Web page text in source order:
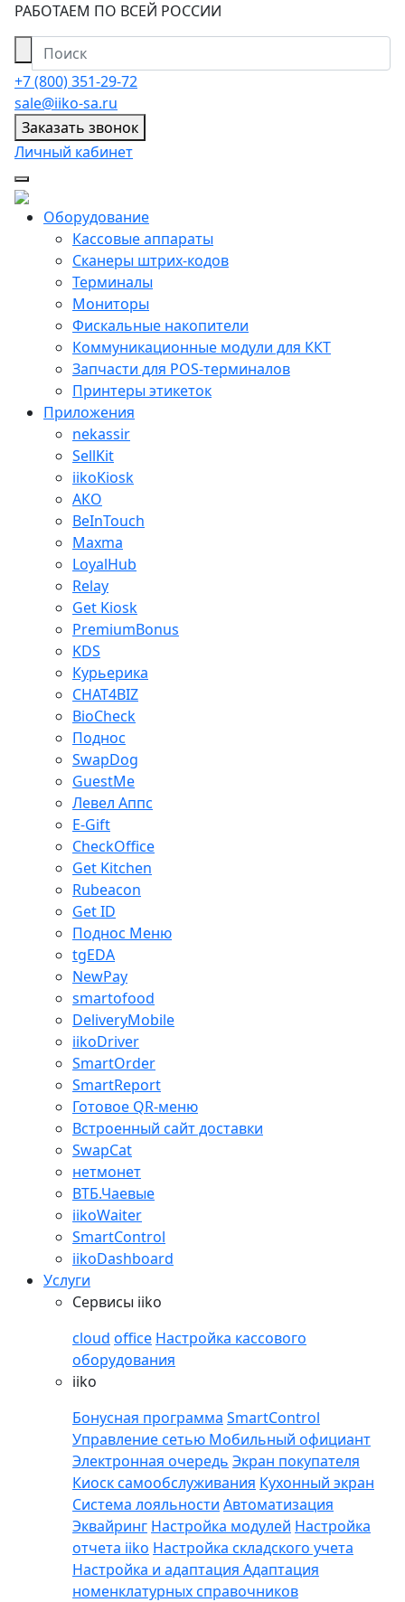
РАБОТАЕМ ПО ВСЕЙ РОССИИ
+7 (800) 351-29-72
sale@iiko-sa.ru
Заказать звонок
Личный кабинет
Оборудование
Кассовые аппараты
Сканеры штрих-кодов
Терминалы
Мониторы
Фискальные накопители
Коммуникационные модули для ККТ
Запчасти для POS-терминалов
Принтеры этикеток
Приложения
nekassir
SellKit
iikoKiosk
АКО
BeInTouch
Maxma
LoyalHub
Relay
Get Kiosk
PremiumBonus
KDS
Курьерика
CHAT4BIZ
BioCheck
Поднос
SwapDog
GuestMe
Левел Аппс
E-Gift
CheckOffice
Get Kitchen
Rubeacon
Get ID
Поднос Меню
tgEDA
NewPay
smartofood
DeliveryMobile
iikoDriver
SmartOrder
SmartReport
Готовое QR-меню
Встроенный сайт доставки
SwapCat
нетмонет
ВТБ.Чаевые
iikoWaiter
SmartControl
iikoDashboard
Услуги
Сервисы iiko
cloud office Настройка кассового
оборудования
iiko
Бонусная программа SmartControl
Управление сетью Мобильный официант
Электронная очередь Экран покупателя
Киоск самообслуживания Кухонный экран
Система лояльности Автоматизация
Эквайринг Настройка модулей Настройка
отчета iiko Настройка складского учета
Настройка и адаптация Адаптация
номенклатурных справочников